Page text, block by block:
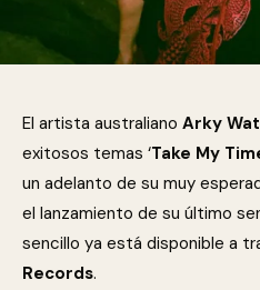
El artista australiano Arky
exitosos temas ‘Take My
un adelanto de su muy
el lanzamiento de su último
sencillo ya está disponible a
Records.